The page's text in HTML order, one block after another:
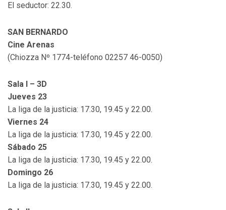
El seductor: 22.30.
SAN BERNARDO
Cine Arenas
(Chiozza Nº 1774-teléfono 02257 46-0050)
Sala I – 3D
Jueves 23
La liga de la justicia: 17.30, 19.45 y 22.00.
Viernes 24
La liga de la justicia: 17.30, 19.45 y 22.00.
Sábado 25
La liga de la justicia: 17.30, 19.45 y 22.00.
Domingo 26
La liga de la justicia: 17.30, 19.45 y 22.00.